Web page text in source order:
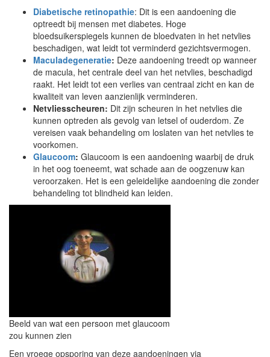
Diabetische retinopathie: Dit is een aandoening die
optreedt bij mensen met diabetes. Hoge
bloedsuikerspiegels kunnen de bloedvaten in het netvlies
beschadigen, wat leidt tot verminderd gezichtsvermogen.
Maculadegeneratie: Deze aandoening treedt op wanneer
de macula, het centrale deel van het netvlies, beschadigd
raakt. Het leidt tot een verlies van centraal zicht en kan de
kwaliteit van leven aanzienlijk verminderen.
Netvliesscheuren: Dit zijn scheuren in het netvlies die
kunnen optreden als gevolg van letsel of ouderdom. Ze
vereisen vaak behandeling om loslaten van het netvlies te
voorkomen.
Glaucoom: Glaucoom is een aandoening waarbij de druk
in het oog toeneemt, wat schade aan de oogzenuw kan
veroorzaken. Het is een geleidelijke aandoening die zonder
behandeling tot blindheid kan leiden.
Beeld van wat een persoon met glaucoom
zou kunnen zien
Een vroege opsporing van deze aandoeningen via